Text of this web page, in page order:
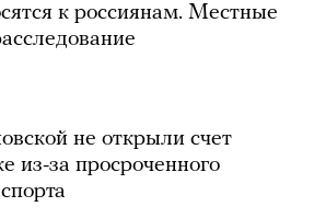
к россиянам. Местные
не открыли счет
из-за просроченного